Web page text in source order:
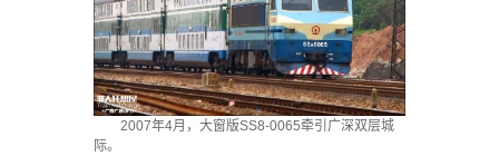
2007年4月，大窗版SS8-0065牵引广深双层城
际。